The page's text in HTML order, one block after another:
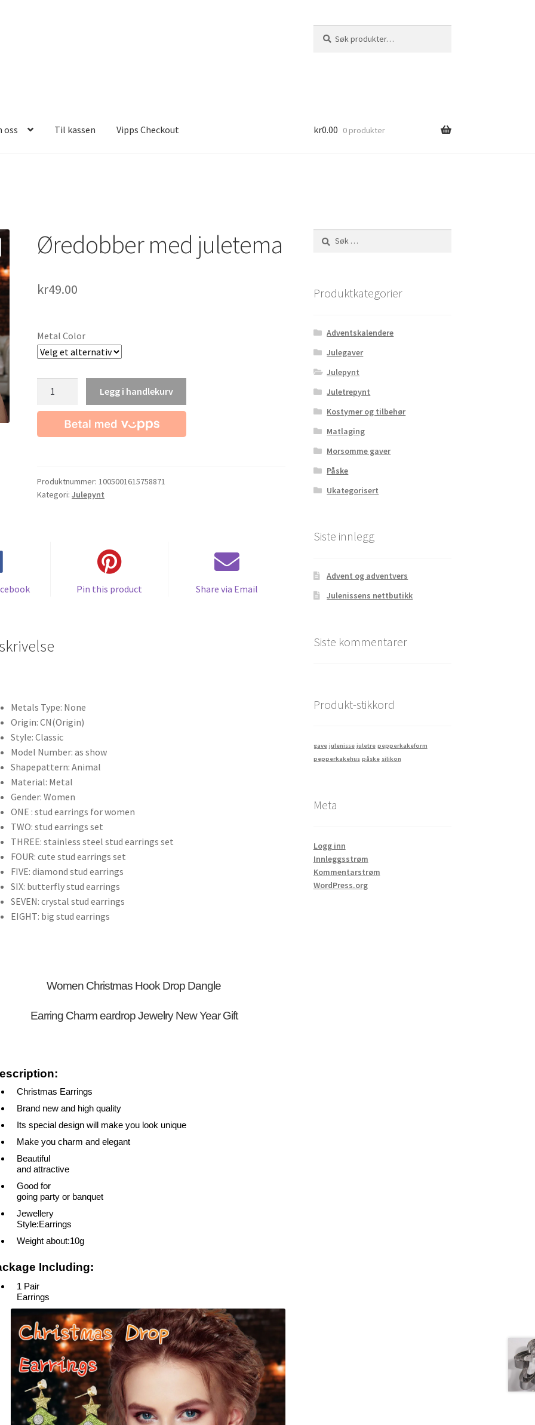
etter:
oss Til kassen Vipps Checkout kr0.00 0 produkter
Øredobber med juletema
kr49.00
Metal Color
juletema
Legg i handlekurv
Produktnummer:1005001615758871
Kategori:Julepynt
Pin this product Share via Email
Metals Type: None
Origin: CN(Origin)
Style: Classic
Model Number: as show
Shapepattern: Animal
Material: Metal
Gender: Women
ONE : stud earrings for women
TWO: stud earrings set
THREE: stainless steel stud earrings set
FOUR: cute stud earrings set
FIVE: diamond stud earrings
SIX: butterfly stud earrings
SEVEN: crystal stud earrings
EIGHT: big stud earrings
Women Christmas Hook Drop Dangle
Earring Charm eardrop Jewelry New Year Gift
Christmas Earrings
Brand new and high quality
Its special design will make you look unique
Make you charm and elegant
Beautiful
and attractive
Good for
going party or banquet
Jewellery
Style:Earrings
Weight about:10g
Including:
1 Pair
Earrings
Søk
etter:
Produktkategorier
Adventskalendere
Julegaver
Julepynt
Juletrepynt
Kostymer og tilbehør
Matlaging
Morsomme gaver
Påske
Ukategorisert
Siste innlegg
Advent og adventvers
Julenissens nettbutikk
Siste kommentarer
Produkt-stikkord
gave julenisse juletre pepperkakeform
pepperkakehus påske silikon
Meta
Logg inn
Innleggsstrøm
Kommentarstrøm
WordPress.org